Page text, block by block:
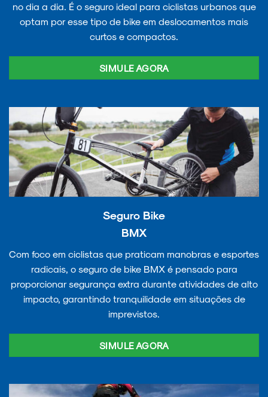
no dia a dia. É o seguro ideal para ciclistas urbanos que
optam por esse tipo de bike em deslocamentos mais
curtos e compactos.
SIMULE AGORA
Seguro Bike
BMX
Com foco em ciclistas que praticam manobras e esportes
radicais, o seguro de bike BMX é pensado para
proporcionar segurança extra durante atividades de alto
impacto, garantindo tranquilidade em situações de
imprevistos.
SIMULE AGORA